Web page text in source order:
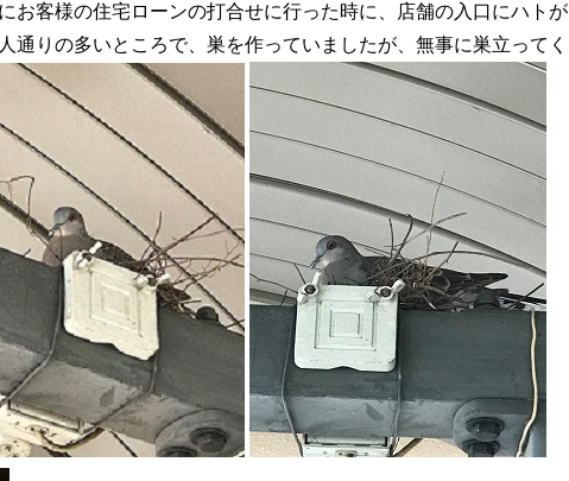
お客様の住宅ローンの打合せに行った時に、店舗の入口にハトが
通りの多いところで、巣を作っていましたが、無事に巣立ってく